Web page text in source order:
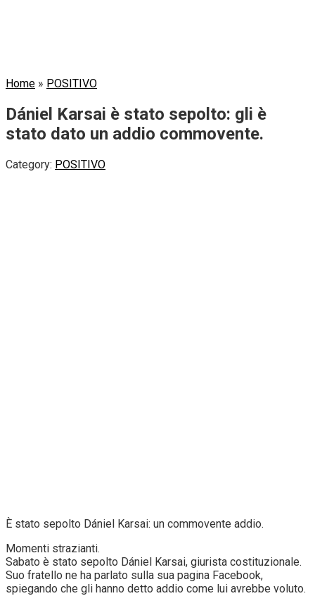
Home » POSITIVO
Dániel Karsai è stato sepolto: gli è
stato dato un addio commovente.
Category: POSITIVO
È stato sepolto Dániel Karsai: un commovente addio.
Momenti strazianti.
Sabato è stato sepolto Dániel Karsai, giurista costituzionale.
Suo fratello ne ha parlato sulla sua pagina Facebook,
spiegando che gli hanno detto addio come lui avrebbe voluto.